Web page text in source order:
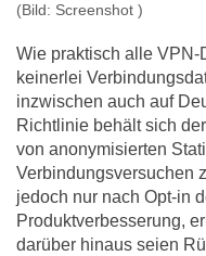
(Bild: Screenshot )
Wie praktisch alle VPN-
keinerlei
inzwischen auch auf
Richtlinie behält sich
von anonymisierten
Verbindungsversuchen
jedoch nur nach Opt-in
Produktverbesserung,
darüber hinaus seien